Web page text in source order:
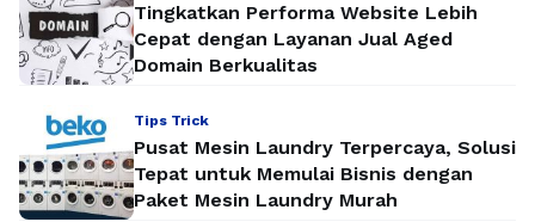
Tingkatkan Performa Website Lebih
Cepat dengan Layanan Jual Aged
Domain Berkualitas
Tips Trick
Pusat Mesin Laundry Terpercaya, Solusi
Tepat untuk Memulai Bisnis dengan
Paket Mesin Laundry Murah